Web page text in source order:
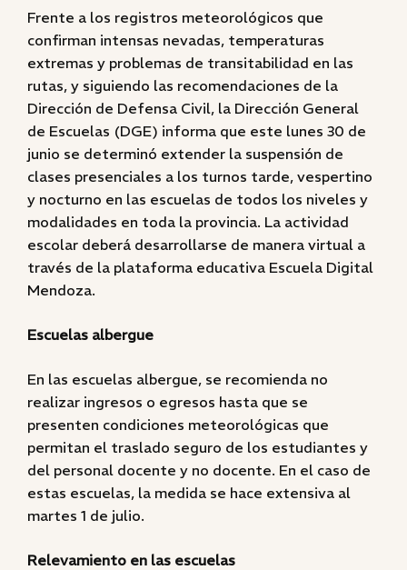
Frente a los registros meteorológicos que
confirman intensas nevadas, temperaturas
extremas y problemas de transitabilidad en las
rutas, y siguiendo las recomendaciones de la
Dirección de Defensa Civil, la Dirección General
de Escuelas (DGE) informa que este lunes 30 de
junio se determinó extender la suspensión de
clases presenciales a los turnos tarde, vespertino
y nocturno en las escuelas de todos los niveles y
modalidades en toda la provincia. La actividad
escolar deberá desarrollarse de manera virtual a
través de la plataforma educativa Escuela Digital
Mendoza.
Escuelas albergue
En las escuelas albergue, se recomienda no
realizar ingresos o egresos hasta que se
presenten condiciones meteorológicas que
permitan el traslado seguro de los estudiantes y
del personal docente y no docente. En el caso de
estas escuelas, la medida se hace extensiva al
martes 1 de julio.
Relevamiento en las escuelas